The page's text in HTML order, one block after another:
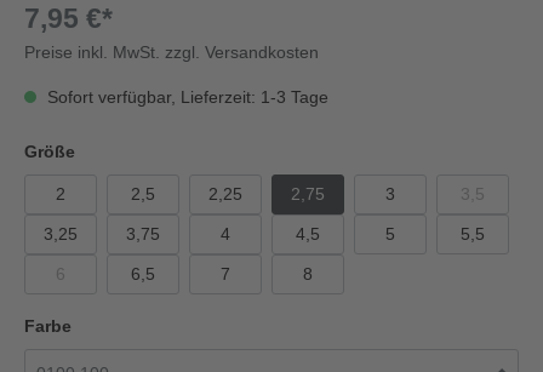
7,95 €*
Preise inkl. MwSt. zzgl. Versandkosten
Sofort verfügbar, Lieferzeit: 1-3 Tage
Größe
2 2,5 2,25 2,75 3 3,5
3,25 3,75 4 4,5 5 5,5
6 6,5 7 8
Farbe